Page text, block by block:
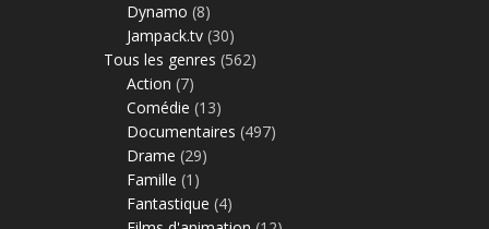
Dynamo (8)
Jampack.tv (30)
Tous les genres (562)
Action (7)
Comédie (13)
Documentaires (497)
Drame (29)
Famille (1)
Fantastique (4)